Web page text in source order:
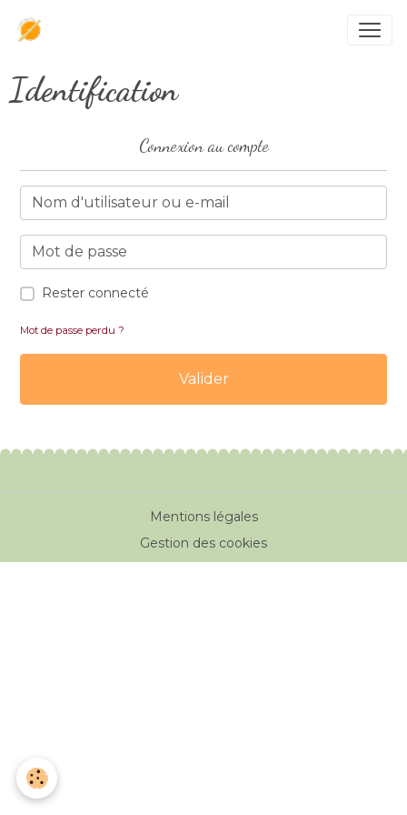
Identification
Connexion au compte
Rester connecté
Mot de passe perdu ?
Valider
Mentions légales
Gestion des cookies